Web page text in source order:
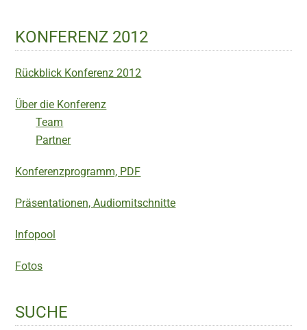
KONFERENZ 2012
Rückblick Konferenz 2012
Über die Konferenz
Team
Partner
Konferenzprogramm, PDF
Präsentationen, Audiomitschnitte
Infopool
Fotos
SUCHE